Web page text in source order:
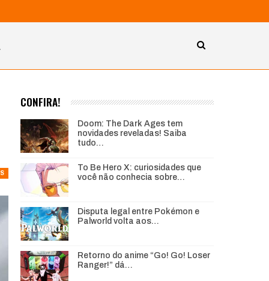
CONFIRA!
Doom: The Dark Ages tem
novidades reveladas! Saiba
tudo…
To Be Hero X: curiosidades que
você não conhecia sobre…
Disputa legal entre Pokémon e
Palworld volta aos…
Retorno do anime “Go! Go! Loser
Ranger!” dá…